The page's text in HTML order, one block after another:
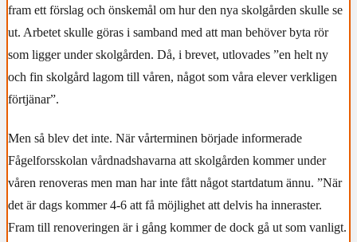
fram ett förslag och önskemål om hur den nya skolgården skulle se
ut. Arbetet skulle göras i samband med att man behöver byta rör
som ligger under skolgården. Då, i brevet, utlovades ”en helt ny
och fin skolgård lagom till våren, något som våra elever verkligen
förtjänar”.
Men så blev det inte. När vårterminen började informerade
Fågelforsskolan vårdnadshavarna att skolgården kommer under
våren renoveras men man har inte fått något startdatum ännu. ”När
det är dags kommer 4-6 att få möjlighet att delvis ha inneraster.
Fram till renoveringen är i gång kommer de dock gå ut som vanligt.